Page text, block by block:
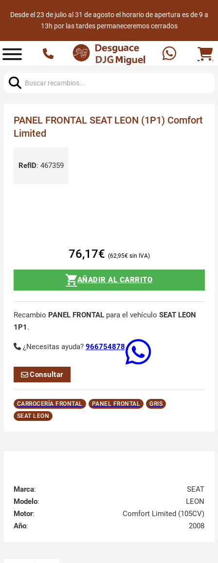
Desde el 23 de julio al 31 de agosto el horario de apertura es de 9 a
13h por las tardes permaneceremos cerrados
PANEL FRONTAL SEAT LEON (1P1) Comfort
Limited
RefID: 467359
76,17€ 62,95€
AÑADIR AL CARRITO
Recambio PANEL FRONTALpara el vehículo SEAT LEON
1P1 .
¿Necesitas ayuda? 966754878
Consultar
CARROCERÍA FRONTAL PANEL FRONTAL
GRIS
SEAT LEON
Marca:
SEAT
Modelo:
LEON
Motor:
Comfort Limited (105CV)
Año: 2008